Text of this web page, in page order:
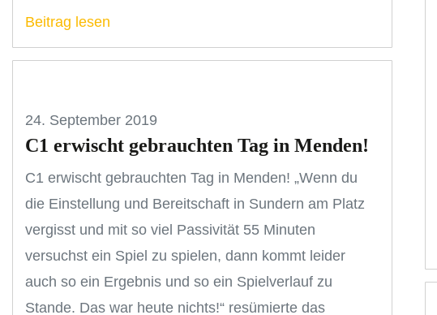
Beitrag lesen
24. September 2019
C1 erwischt gebrauchten Tag in Menden!
C1 erwischt gebrauchten Tag in Menden! „Wenn du
die Einstellung und Bereitschaft in Sundern am Platz
vergisst und mit so viel Passivität 55 Minuten
versuchst ein Spiel zu spielen, dann kommt leider
auch so ein Ergebnis und so ein Spielverlauf zu
Stande. Das war heute nichts!“ resümierte das